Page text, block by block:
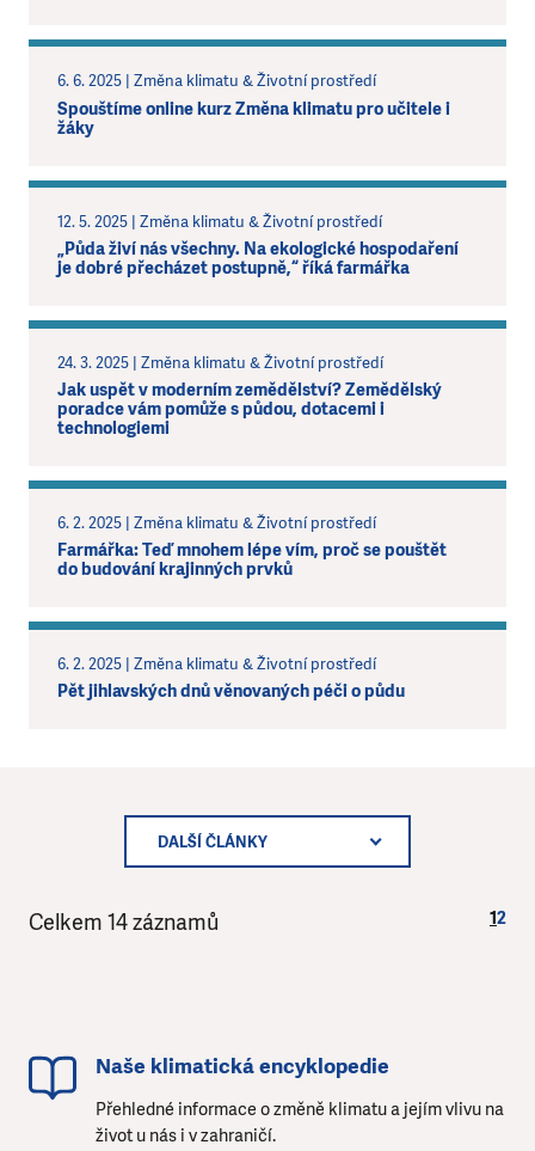
6. 6. 2025 | Změna klimatu & Životní prostředí
Spouštíme online kurz Změna klimatu pro učitele i
žáky
12. 5. 2025 | Změna klimatu & Životní prostředí
„Půda živí nás všechny. Na ekologické hospodaření
je dobré přecházet postupně,“ říká farmářka
24. 3. 2025 | Změna klimatu & Životní prostředí
Jak uspět v moderním zemědělství? Zemědělský
poradce vám pomůže s půdou, dotacemi i
technologiemi
6. 2. 2025 | Změna klimatu & Životní prostředí
Farmářka: Teď mnohem lépe vím, proč se pouštět
do budování krajinných prvků
6. 2. 2025 | Změna klimatu & Životní prostředí
Pět jihlavských dnů věnovaných péči o půdu
Celkem 14 záznamů
DALŠÍ ČLÁNKY
12
Naše klimatická encyklopedie
Přehledné informace o změně klimatu a jejím vlivu na
život u nás i v zahraničí.